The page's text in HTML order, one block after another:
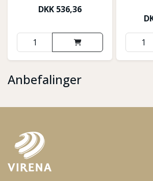
DKK 536,36
Anbefalinger